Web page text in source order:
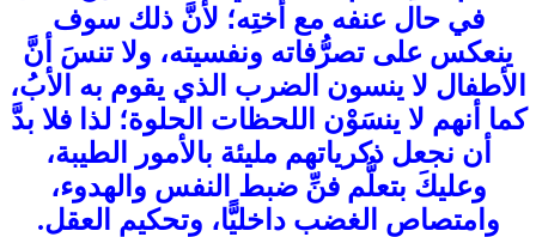
في حال عنفه مع أختِه؛ لأنَّ ذلك سوف
ينعكس على تصرُّفاته ونفسيته، ولا تنسَ أنَّ
الأطفال لا ينسون الضرب الذي يقوم به الأبُ،
كما أنهم لا ينسَوْن اللحظات الحلوة؛ لذا فلا بدَّ
أن نجعل ذكرياتهم مليئة بالأمور الطيبة،
وعليكَ بتعلُّم فنِّ ضبط النفس والهدوء،
وامتصاص الغضب داخليًّا، وتحكيم العقل.